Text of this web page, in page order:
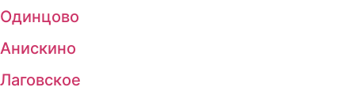
Одинцово
Анискино
Лаговское